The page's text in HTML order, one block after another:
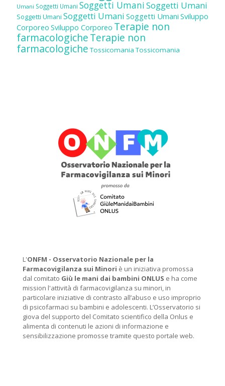
Umani Soggetti Umani Soggetti UmaniSoggetti Umani
Soggetti Umani Soggetti Umani Soggetti Umani Sviluppo
Corporeo Sviluppo Corporeo Terapie non
farmacologicheTerapie non
farmacologiche Tossicomania Tossicomania
L'ONFM - Osservatorio Nazionale per la
Farmacovigilanza sui Minori è un iniziativa promossa
dal comitato Giù le mani dai bambini ONLUS e ha come
mission l'attività di farmacovigilanza su minori, in
particolare iniziative di contrasto all’abuso e uso improprio
di psicofarmaci su bambini e adolescenti. L’Osservatorio si
giova del supporto del Comitato scientifico della Onlus e
alimenta di contenuti le azioni di informazione e
sensibilizzazione promosse tramite questo portale web.